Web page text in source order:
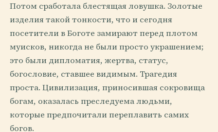
Потом сработала блестящая ловушка. Золотые
изделия такой тонкости, что и сегодня
посетители в Боготе замирают перед плотом
муисков, никогда не были просто украшением;
это были дипломатия, жертва, статус,
богословие, ставшее видимым. Трагедия
проста. Цивилизация, приносившая сокровища
богам, оказалась преследуема людьми,
которые предпочитали переплавить самих
богов.